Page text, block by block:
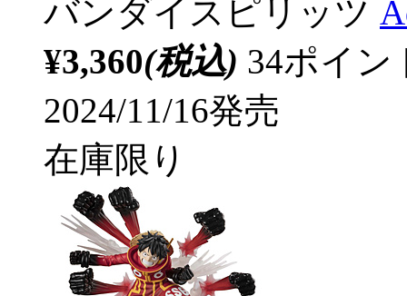
バンダイスピリッツ
¥3,360(税込) 34ポイ
2024/11/16発売
在庫限り